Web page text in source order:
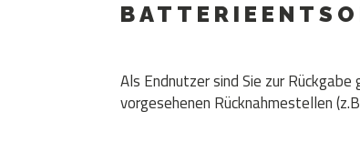
Als Endnutzer sind Sie zur
vorgesehenen Rücknahmestellen